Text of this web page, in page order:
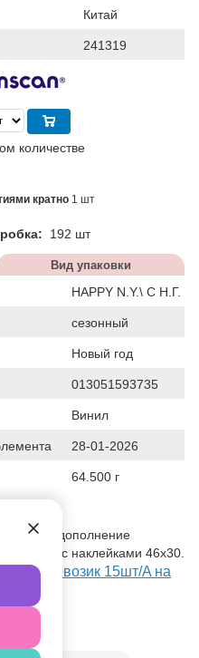
Китай
241319
количестве
кратно 1 шт
192 шт
Вид упаковки
HAPPY N.Y.\ С Н.Г.
сезонный
Новый год
013051593735
Винил
28-01-2026
64.500 г
дополнение
листа с наклейками 46х30.
НГ Паровозик 15шт/A на
год